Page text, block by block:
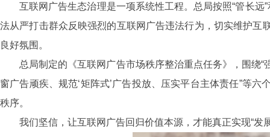
互联网广告生态治理是一项系统性工程。总局按照“管长
法从严打击群众反映强烈的互联网广告违法行为，切实维护
良好氛围。
总局制定的《互联网广告市场秩序整治重点任务》，围绕
窗广告顽疾、规范‘矩阵式’广告投放、压实平台主体责任”等
秩序。
我们坚信，让互联网广告回归价值本源，才能真正实现“发